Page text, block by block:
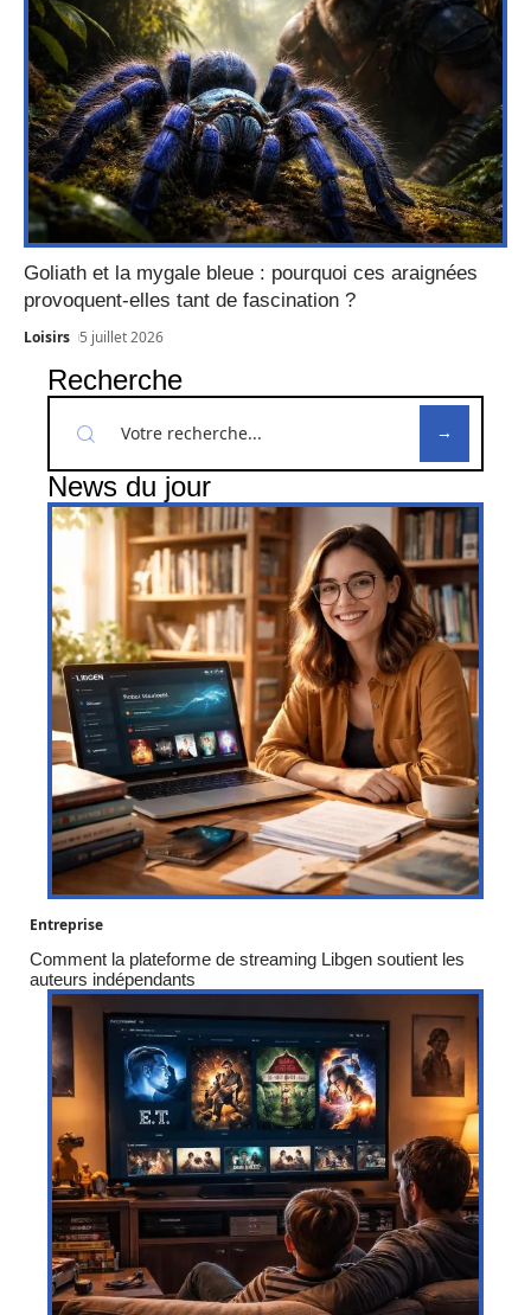
Goliath et la mygale bleue : pourquoi ces araignées
provoquent-elles tant de fascination ?
Loisirs 5 juillet 2026
Recherche
News du jour
Entreprise
Comment la plateforme de streaming Libgen soutient les
auteurs indépendants